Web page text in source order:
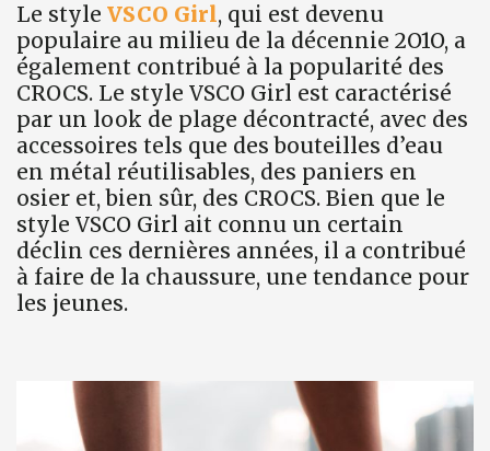
Le style VSCO Girl, qui est devenu
populaire au milieu de la décennie 2O1O, a
également contribué à la popularité des
CROCS. Le style VSCO Girl est caractérisé
par un look de plage décontracté, avec des
accessoires tels que des bouteilles d’eau
en métal réutilisables, des paniers en
osier et, bien sûr, des CROCS. Bien que le
style VSCO Girl ait connu un certain
déclin ces dernières années, il a contribué
à faire de la chaussure, une tendance pour
les jeunes.